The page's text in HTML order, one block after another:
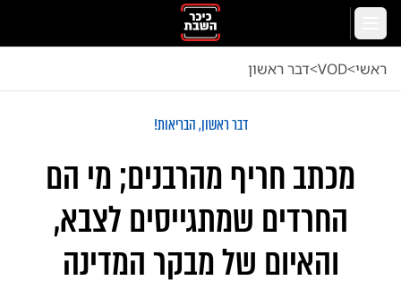
דלג לתוכן הראשי
ראשי<
VOD
<דבר ראשון
דבר ראשון, הבריאות!
מכתב חריף מהרבנים; מי הם
החרדים שמתגייסים לצבא,
והאיום של מבקר המדינה